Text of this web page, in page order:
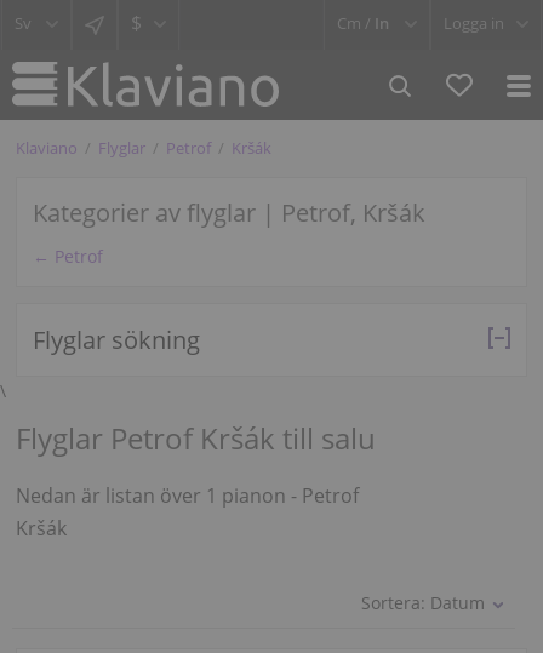
$ Cm / In Logga in
Klaviano Flyglar Petrof Kršák
Kategorier av flyglar | Petrof, Kršák
← Petrof
Flyglar sökning
\
Flyglar Petrof Kršák till salu
Nedan är listan över 1 pianon - Petrof
Kršák
Sortera: Datum